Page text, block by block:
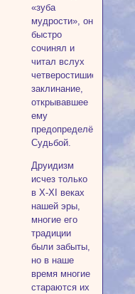
«зуба
мудрости», он
быстро
сочинял и
читал вслух
четверостишие-
заклинание,
открывавшее
ему
предопределённое
Судьбой.
Друидизм
исчез только
в X-XI веках
нашей эры,
многие его
традиции
были забыты,
но в наше
время многие
стараются их